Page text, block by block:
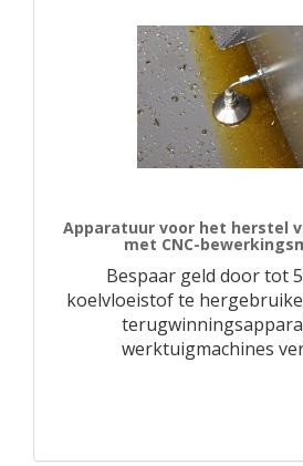
Apparatuur voor het herstel
met CNC-
Bespaar geld door tot
koelvloeistof te
werktuigmachines